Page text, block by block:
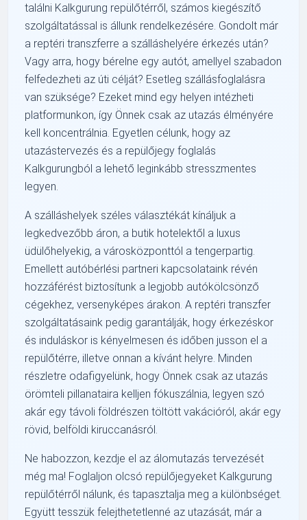
találni Kalkgurung repülőtérről, számos kiegészítő
szolgáltatással is állunk rendelkezésére. Gondolt már
a reptéri transzferre a szálláshelyére érkezés után?
Vagy arra, hogy bérelne egy autót, amellyel szabadon
felfedezheti az úti célját? Esetleg szállásfoglalásra
van szüksége? Ezeket mind egy helyen intézheti
platformunkon, így Önnek csak az utazás élményére
kell koncentrálnia. Egyetlen célunk, hogy az
utazástervezés és a repülőjegy foglalás
Kalkgurungból a lehető leginkább stresszmentes
legyen.
A szálláshelyek széles választékát kínáljuk a
legkedvezőbb áron, a butik hotelektől a luxus
üdülőhelyekig, a városközponttól a tengerpartig.
Emellett autóbérlési partneri kapcsolataink révén
hozzáférést biztosítunk a legjobb autókölcsönző
cégekhez, versenyképes árakon. A reptéri transzfer
szolgáltatásaink pedig garantálják, hogy érkezéskor
és induláskor is kényelmesen és időben jusson el a
repülőtérre, illetve onnan a kívánt helyre. Minden
részletre odafigyelünk, hogy Önnek csak az utazás
örömteli pillanataira kelljen fókuszálnia, legyen szó
akár egy távoli földrészen töltött vakációról, akár egy
rövid, belföldi kiruccanásról.
Ne habozzon, kezdje el az álomutazás tervezését
még ma! Foglaljon olcsó repülőjegyeket Kalkgurung
repülőtérről nálunk, és tapasztalja meg a különbséget.
Együtt tesszük felejthetetlenné az utazását, már a